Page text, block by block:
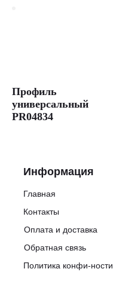
Профиль
универсальный
PR04834
Информация
Главная
Контакты
Оплата и доставка
Обратная связь
Политика конфи-ности